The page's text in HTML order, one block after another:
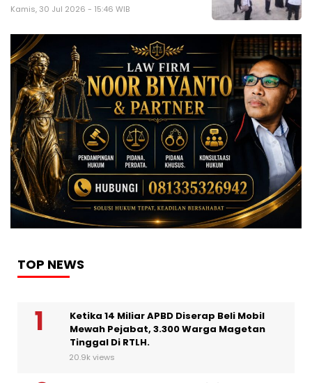
Kamis, 30 Jul 2026 - 15:46 WIB
TOP NEWS
Ketika 14 Miliar APBD Diserap Beli Mobil
Mewah Pejabat, 3.300 Warga Magetan
Tinggal Di RTLH.
20.9k views